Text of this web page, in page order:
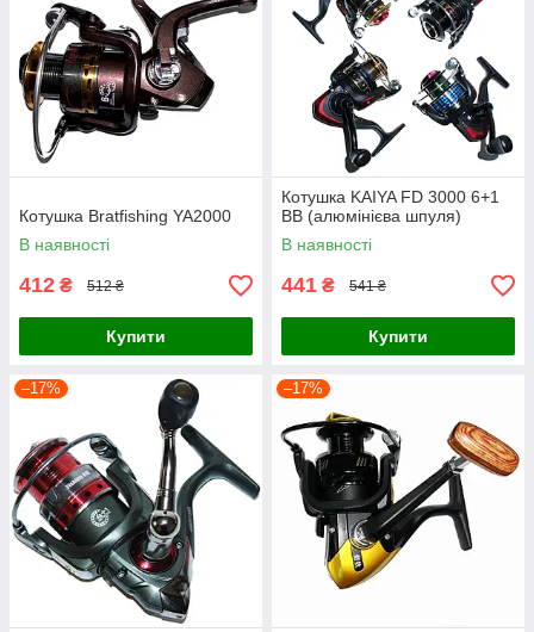
Котушка Bratfishing YA2000
В наявності
412 ₴ 512 ₴
Купити
Котушка KAIYA FD 3000 6+1
BB (алюмінієва шпуля)
В наявності
441 ₴ 541 ₴
Купити
–17% –17%